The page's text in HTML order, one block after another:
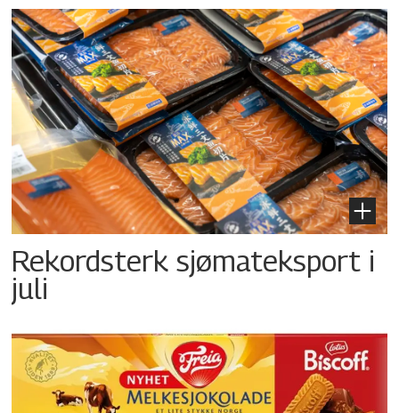
Rekordsterk sjømateksport i
juli